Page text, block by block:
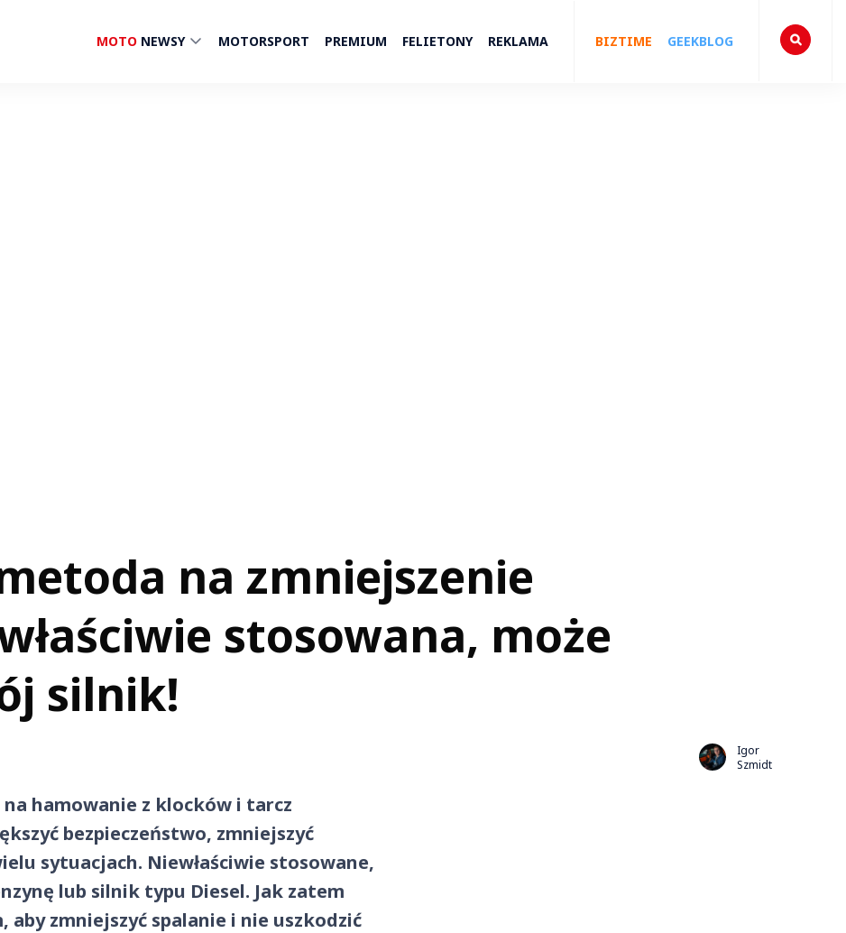
MOTO NEWSY MOTORSPORT PREMIUM FELIETONY REKLAMA BIZTIME GEEKBLOG
na zmniejszenie
stosowana, może
silnik!
Igor
Szmidt
hamowanie z klocków i tarcz
bezpieczeństwo, zmniejszyć
sytuacjach. Niewłaściwie stosowane,
lub silnik typu Diesel. Jak zatem
zmniejszyć spalanie i nie uszkodzić